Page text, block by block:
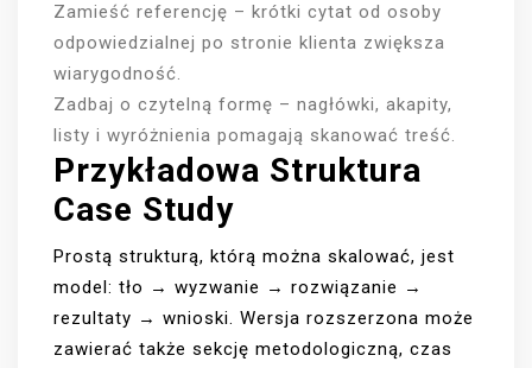
Zamieść referencję – krótki cytat od osoby
odpowiedzialnej po stronie klienta zwiększa
wiarygodność.
Zadbaj o czytelną formę – nagłówki, akapity,
listy i wyróżnienia pomagają skanować treść.
Przykładowa Struktura
Case Study
Prostą strukturą, którą można skalować, jest
model: tło → wyzwanie → rozwiązanie →
rezultaty → wnioski. Wersja rozszerzona może
zawierać także sekcję metodologiczną, czas